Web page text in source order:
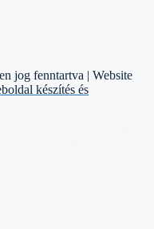
jog fenntartva | Website
készítés és